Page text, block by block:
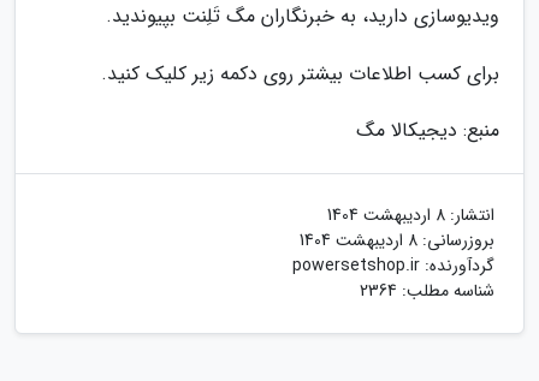
ویدیوسازی دارید، به خبرنگاران مگ تَلِنت بپیوندید.
برای کسب اطلاعات بیشتر روی دکمه زیر کلیک کنید.
منبع: دیجیکالا مگ
انتشار: 8 اردیبهشت 1404
بروزرسانی: 8 اردیبهشت 1404
گردآورنده: powersetshop.ir
شناسه مطلب: 2364